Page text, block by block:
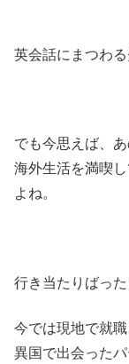
英会話にまつわ
でも今思えば、
海外生活を満喫
よね。
行き当たりばっ
今では現地で就職
異国で出会った